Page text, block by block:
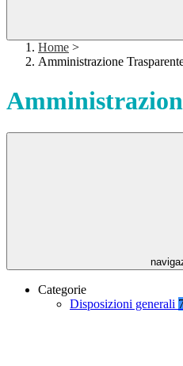
Home >
Amministrazione
Categorie
Disposizioni generali